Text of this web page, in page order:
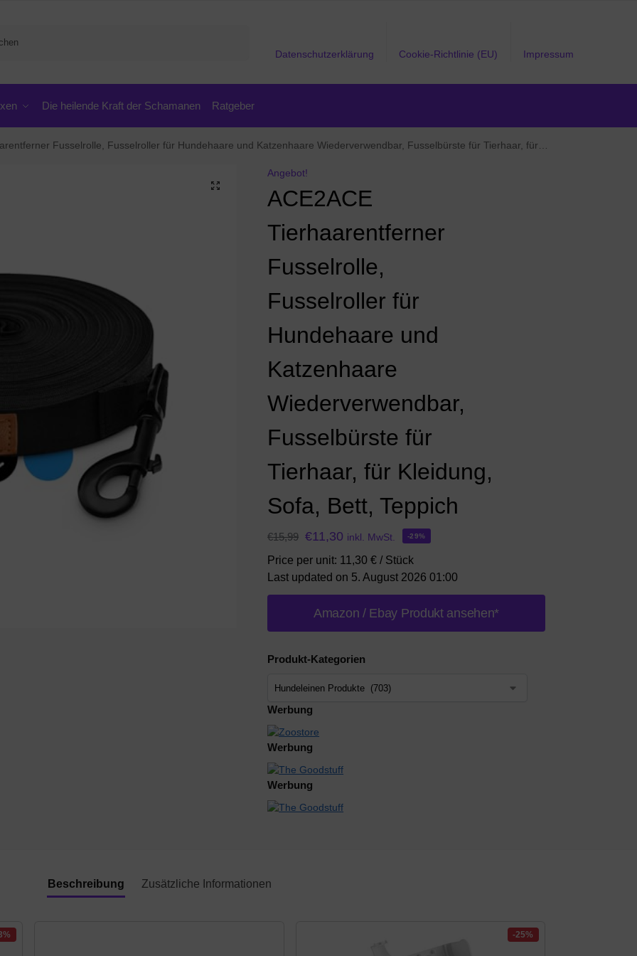
Datenschutzerklärung Cookie-Richtlinie (EU) Impressum
Die heilende Kraft der Schamanen Ratgeber
Fusselrolle, Fusselroller für Hundehaare und Katzenhaare Wiederverwendbar, Fusselbürste für Tierhaar, für Kleidung, Sofa, Bett, Teppich
Angebot!
ACE2ACE
Tierhaarentferner
Fusselrolle,
Fusselroller für
Hundehaare und
Katzenhaare
Wiederverwendbar,
Fusselbürste für
Tierhaar, für Kleidung,
Sofa, Bett, Teppich
€15,99 €11,30 inkl. MwSt. -29%
Price per unit: 11,30 € / Stück
Last updated on 5. August 2026 01:00
Amazon / Ebay Produkt ansehen*
Produkt-Kategorien
Werbung
Werbung
Werbung
Beschreibung Zusätzliche Informationen
-25%